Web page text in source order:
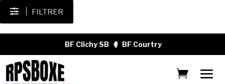
FILTRER
BF Clichy SB 🥊 BF Courtry